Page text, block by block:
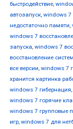
быстродействие,
автозапуск, windows 7
недостаточно памяти,
windows 7
запуска, windows 7
восстановление
все версии, windows 7
хранится картинка
windows 7 гибернация,
windows 7 горячие
windows 7 групповые
игр, windows 7 для